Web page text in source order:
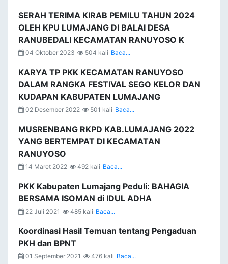
SERAH TERIMA KIRAB PEMILU TAHUN 2024
OLEH KPU LUMAJANG DI BALAI DESA
RANUBEDALI KECAMATAN RANUYOSO K
04 Oktober 2023 504 kali Baca...
KARYA TP PKK KECAMATAN RANUYOSO
DALAM RANGKA FESTIVAL SEGO KELOR DAN
KUDAPAN KABUPATEN LUMAJANG
02 Desember 2022 501 kali Baca...
MUSRENBANG RKPD KAB.LUMAJANG 2022
YANG BERTEMPAT DI KECAMATAN
RANUYOSO
14 Maret 2022 492 kali Baca...
PKK Kabupaten Lumajang Peduli: BAHAGIA
BERSAMA ISOMAN di IDUL ADHA
22 Juli 2021 485 kali Baca...
Koordinasi Hasil Temuan tentang Pengaduan
PKH dan BPNT
01 September 2021 476 kali Baca...